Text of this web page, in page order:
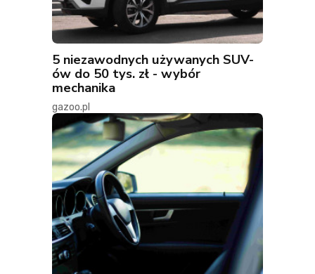
5 niezawodnych używanych SUV-
ów do 50 tys. zł - wybór
mechanika
gazoo.pl